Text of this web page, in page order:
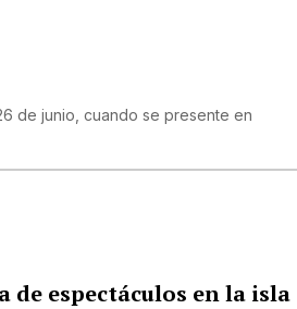
de junio, cuando se presente en
espectáculos en la isla